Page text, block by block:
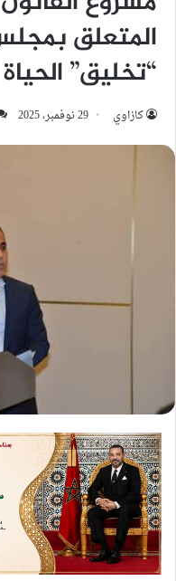
المتعلق
“تخليق”
كازاوي 29 نوفمبر، 2025